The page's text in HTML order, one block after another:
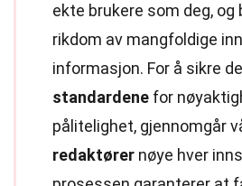
ekte brukere som deg, og
rikdom av mangfoldige
informasjon. For å sikre
standardene for
pålitelighet, gjennomgår
redaktører nøye hver